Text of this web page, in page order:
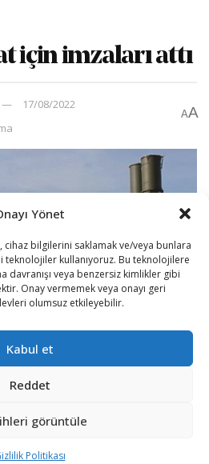
Yönet
cihaz bilgilerini saklamak ve/veya bunlara
teknolojiler kullanıyoruz. Bu teknolojilere
davranışı veya benzersiz kimlikler gibi
Onay vermemek veya onayı geri
olumsuz etkileyebilir.
Kabul et
Reddet
görüntüle
Politikası
için imzaları attı
17/08/2022
AA
8. Uluslararası Askeri-Teknik
ev sahiplği yaptı.
forumda yapılan anlaşmalar